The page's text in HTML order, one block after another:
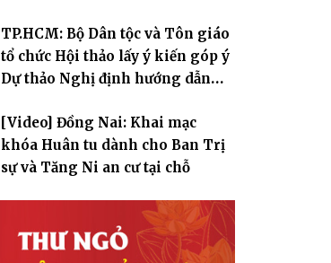
TP.HCM: Bộ Dân tộc và Tôn giáo
tổ chức Hội thảo lấy ý kiến góp ý
Dự thảo Nghị định hướng dẫn
giáo
[Video] Đồng Nai: Khai mạc
khóa Huân tu dành cho Ban Trị
sự và Tăng Ni an cư tại chỗ